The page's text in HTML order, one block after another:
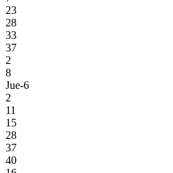
23
28
33
37
2
8
Jue-6
2
11
15
28
37
40